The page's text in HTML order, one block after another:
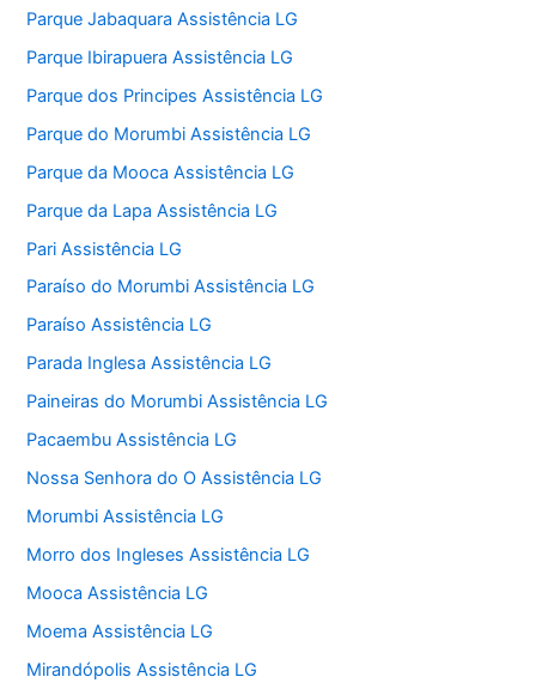
Parque Jabaquara Assistência LG
Parque Ibirapuera Assistência LG
Parque dos Principes Assistência LG
Parque do Morumbi Assistência LG
Parque da Mooca Assistência LG
Parque da Lapa Assistência LG
Pari Assistência LG
Paraíso do Morumbi Assistência LG
Paraíso Assistência LG
Parada Inglesa Assistência LG
Paineiras do Morumbi Assistência LG
Pacaembu Assistência LG
Nossa Senhora do O Assistência LG
Morumbi Assistência LG
Morro dos Ingleses Assistência LG
Mooca Assistência LG
Moema Assistência LG
Mirandópolis Assistência LG